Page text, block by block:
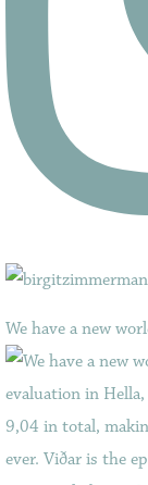
We have a new